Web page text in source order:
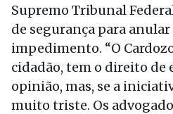
Supremo Tribunal
de segurança para anular
impedimento. “O
cidadão, tem o direito de
opinião, mas, se a
muito triste. Os